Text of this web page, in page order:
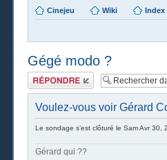
Cinejeu Wiki Index
Gégé modo ?
Publier une
réponse
Voulez-vous voir Gérard
Le sondage s’est clôturé le Sam Avr 30,
Gérard qui ??